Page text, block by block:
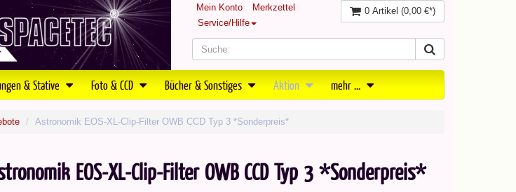
Mein Konto
Merkzettel
Service/Hilfe
0 Artikel (0,00 €*)
& Stative Foto & CCD Bücher & Sonstiges Aktion mehr ...
Astronomik EOS-XL-Clip-Filter OWB CCD Typ 3 *Sonderpreis*
EOS-XL-Clip-Filter OWB CCD Typ 3 *Sonderpreis*